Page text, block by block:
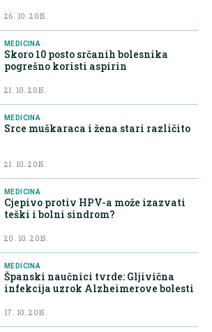
26. 10. 2015.
MEDICINA
Skoro 10 posto srčanih bolesnika
pogrešno koristi aspirin
21. 10. 2015.
MEDICINA
Srce muškaraca i žena stari različito
21. 10. 2015.
MEDICINA
Cjepivo protiv HPV-a može izazvati
teški i bolni sindrom?
20. 10. 2015.
MEDICINA
Španski naučnici tvrde: Gljivična
infekcija uzrok Alzheimerove bolesti
17. 10. 2015.